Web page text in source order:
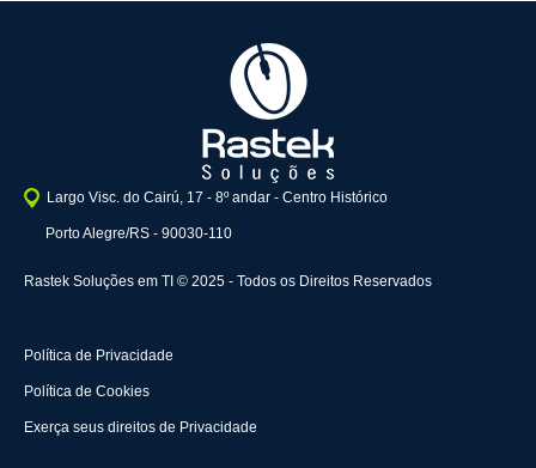
Largo Visc. do Cairú, 17 - 8º andar - Centro Histórico
Porto Alegre/RS - 90030-110
Rastek Soluções em TI © 2025 - Todos os Direitos Reservados
Política de Privacidade
Política de Cookies
Exerça seus direitos de Privacidade